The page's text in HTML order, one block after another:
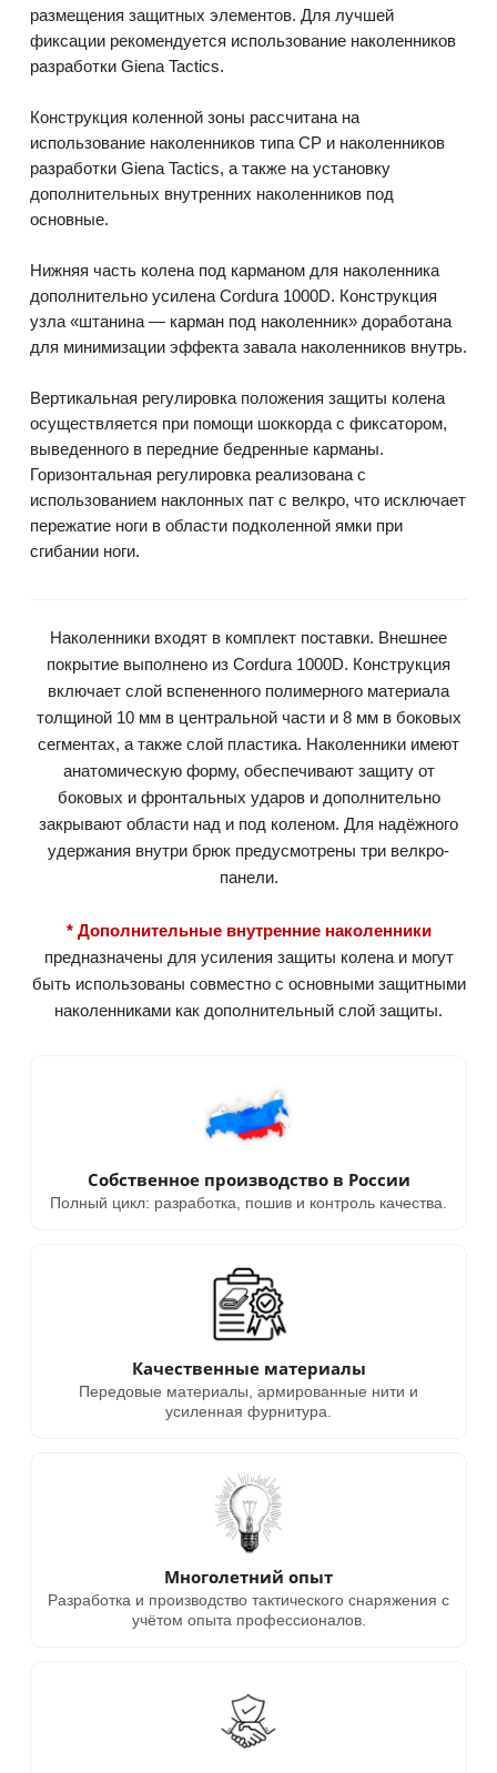
размещения защитных элементов. Для лучшей
фиксации рекомендуется использование наколенников
разработки Giena Tactics.
Конструкция коленной зоны рассчитана на
использование наколенников типа CP и наколенников
разработки Giena Tactics, а также на установку
дополнительных внутренних наколенников под
основные.
Нижняя часть колена под карманом для наколенника
дополнительно усилена Cordura 1000D. Конструкция
узла «штанина — карман под наколенник» доработана
для минимизации эффекта завала наколенников внутрь.
Вертикальная регулировка положения защиты колена
осуществляется при помощи шоккорда с фиксатором,
выведенного в передние бедренные карманы.
Горизонтальная регулировка реализована с
использованием наклонных пат с велкро, что исключает
пережатие ноги в области подколенной ямки при
сгибании ноги.
Наколенники входят в комплект поставки. Внешнее
покрытие выполнено из Cordura 1000D. Конструкция
включает слой вспененного полимерного материала
толщиной 10 мм в центральной части и 8 мм в боковых
сегментах, а также слой пластика. Наколенники имеют
анатомическую форму, обеспечивают защиту от
боковых и фронтальных ударов и дополнительно
закрывают области над и под коленом. Для надёжного
удержания внутри брюк предусмотрены три велкро-
панели.
* Дополнительные внутренние наколенники
предназначены для усиления защиты колена и могут
быть использованы совместно с основными защитными
наколенниками как дополнительный слой защиты.
Собственное производство в России
Полный цикл: разработка, пошив и контроль качества.
Качественные материалы
Передовые материалы, армированные нити и
усиленная фурнитура.
Многолетний опыт
Разработка и производство тактического снаряжения с
учётом опыта профессионалов.